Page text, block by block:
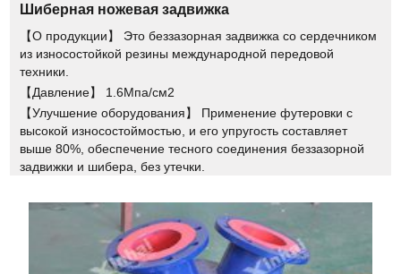
Шиберная ножевая задвижка
【О продукции】 Это беззазорная задвижка со сердечником
из износостойкой резины международной передовой
техники.
【Давление】 1.6Мпа/см2
【Улучшение оборудования】 Применение футеровки с
высокой износостоймостью, и его упругость составляет
выше 80%, обеспечение тесного соединения беззазорной
задвижки и шибера, без утечки.